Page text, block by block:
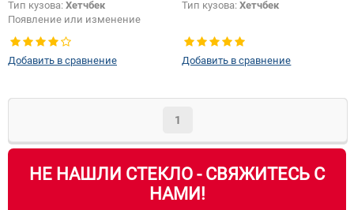
Тип кузова: Хетчбек
Появление или изменение
шелкографии:
Добавить в сравнение
Тип кузова:Хетчбек
Добавить в сравнение
1
НЕ НАШЛИ СТЕКЛО - СВЯЖИТЕСЬ С
НАМИ!